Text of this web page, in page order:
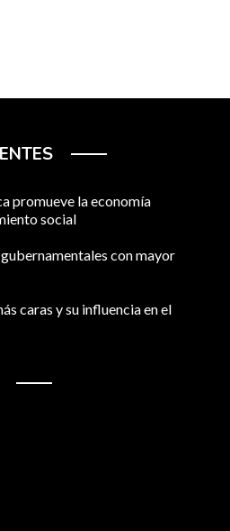
promueve la economía
social
con mayor
caras y su influencia en el